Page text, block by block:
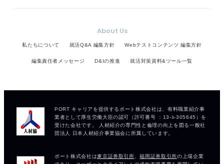
About Us
私たちについて 就活Q&A 編集方針 Webテストコンテンツ 編集方針
編集責任者メッセージ D&Iの推進 就活対策資料&ツール一覧